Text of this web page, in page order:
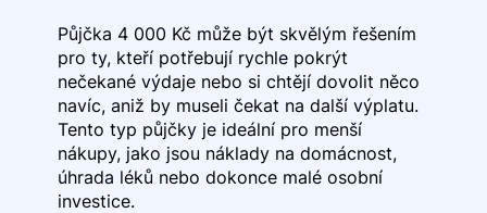
Půjčka 4 000 Kč může být skvělým řešením
pro ty, kteří potřebují rychle pokrýt
nečekané výdaje nebo si chtějí dovolit něco
navíc, aniž by museli čekat na další výplatu.
Tento typ půjčky je ideální pro menší
nákupy, jako jsou náklady na domácnost,
úhrada léků nebo dokonce malé osobní
investice.